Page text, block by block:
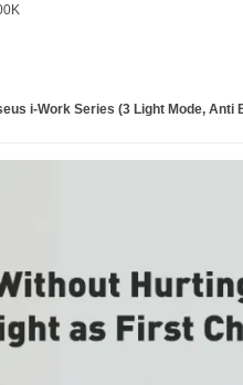
i-Work Series (3 Light Mode,